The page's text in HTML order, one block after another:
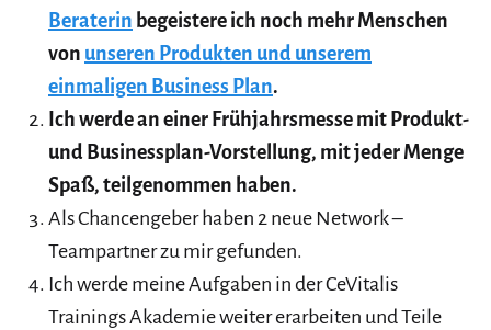
Beraterin begeistere ich noch mehr Menschen
von unseren Produkten und unserem
einmaligen Business Plan.
Ich werde an einer Frühjahrsmesse mit Produkt-
und Businessplan-Vorstellung, mit jeder Menge
Spaß, teilgenommen haben.
Als Chancengeber haben 2 neue Network –
Teampartner zu mir gefunden.
Ich werde meine Aufgaben in der CeVitalis
Trainings Akademie weiter erarbeiten und Teile